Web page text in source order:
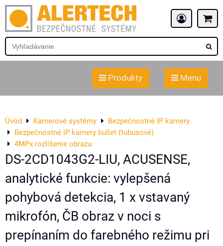
Produkty Menu
Úvod Kamerové systémy
Bezpečnostné IP kamery
Bezpečnostné IP kamery bullet (tubusové)
4MPx rozlíšenie obrazu
DS-2CD1043G2-LIU, ACUSENSE,
analytické funkcie: vylepšená
pohybová detekcia, 1 x vstavaný
mikrofón, ČB obraz v noci s
prepínaním do farebného režimu pri